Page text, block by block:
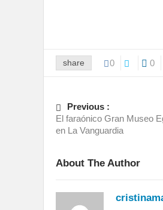
share 0 0
Previous :
El faraónico Gran Museo
en La Vanguardia
About The Author